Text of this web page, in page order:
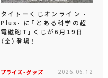
タイトーくじオンライン -
Plus- に「とある科学の超
電磁砲T」くじが6月19日
（金）登場！
プライズ・グッズ 2026.06.12